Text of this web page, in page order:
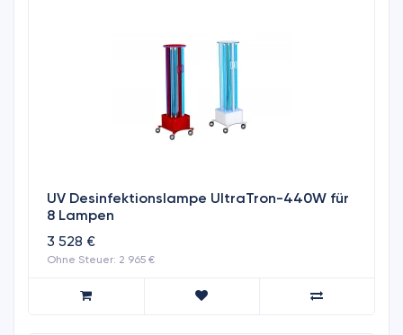
UV Desinfektionslampe UltraTron-440W für
8 Lampen
3 528 €
Ohne Steuer: 2 965 €